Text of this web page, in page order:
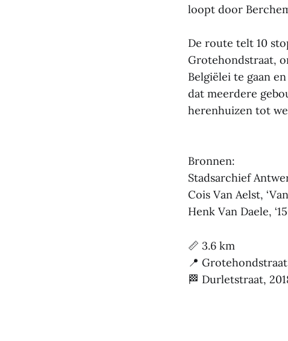
loopt door
De route telt 10
Grotehondstraat,
Belgiëlei te gaan
dat meerdere
herenhuizen tot
Bronnen:
Stadsarchief
Cois Van Aelst,
Henk Van Daele,
📏 3.6 km
📍
🏁 Durletstraat,